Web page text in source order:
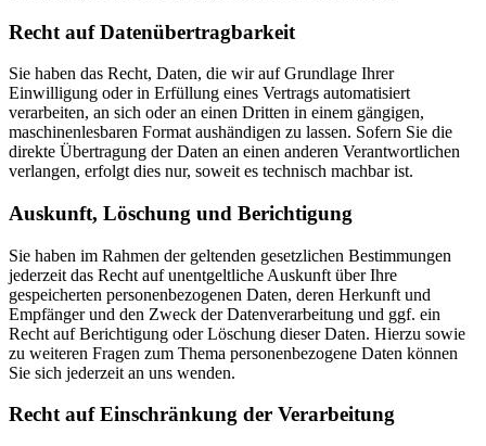
Recht auf Daten­übertrag­barkeit
Sie haben das Recht, Daten, die wir auf Grundlage Ihrer
Einwilligung oder in Erfüllung eines Vertrags automatisiert
verarbeiten, an sich oder an einen Dritten in einem gängigen,
maschinenlesbaren Format aushändigen zu lassen. Sofern Sie die
direkte Übertragung der Daten an einen anderen Verantwortlichen
verlangen, erfolgt dies nur, soweit es technisch machbar ist.
Auskunft, Löschung und Berichtigung
Sie haben im Rahmen der geltenden gesetzlichen Bestimmungen
jederzeit das Recht auf unentgeltliche Auskunft über Ihre
gespeicherten personenbezogenen Daten, deren Herkunft und
Empfänger und den Zweck der Datenverarbeitung und ggf. ein
Recht auf Berichtigung oder Löschung dieser Daten. Hierzu sowie
zu weiteren Fragen zum Thema personenbezogene Daten können
Sie sich jederzeit an uns wenden.
Recht auf Einschränkung der Verarbeitung